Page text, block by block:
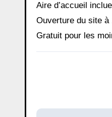
Aire d’accueil
Ouverture du site
Gratuit pour les